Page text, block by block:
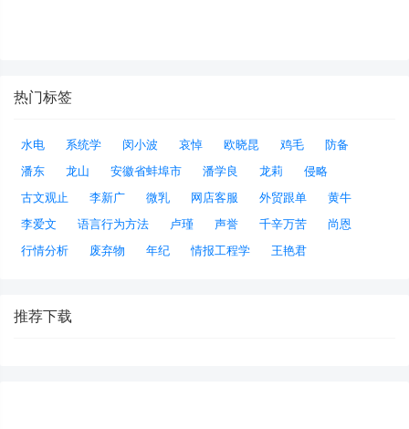
热门标签
水电 系统学 闵小波 哀悼 欧晓昆 鸡毛
防备
潘东
龙山 安徽省蚌埠市 潘学良 龙莉
侵略
古文观止
李新广 微乳 网店客服 外贸跟单
黄牛
李爱文
语言行为方法 卢瑾 声誉 千辛万苦
尚恩
行情分析
废弃物 年纪 情报工程学 王艳君
推荐下载